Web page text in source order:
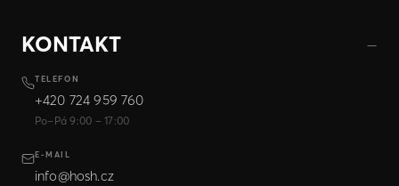
KONTAKT
TELEFON
+420 724 959 760
Po–Pá 9:00 – 17:00
E-MAIL
info@hosh.cz